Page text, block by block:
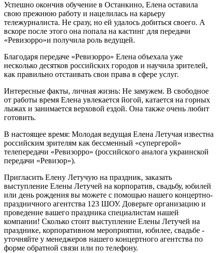
Успешно окончив обучение в Останкино, Елена оставила
свою прежнюю работу и нацелилась на карьеру
тележурналиста. Не сразу, но ей удалось добиться своего. А
вскоре после этого она попала на кастинг для передачи
«Ревизорро»и получила роль ведущей.
Благодаря передаче «Ревизорро» Елена объехала уже
несколько десятков российских городов и научила зрителей,
как правильно отстаивать свои права в сфере услуг.
Интересные факты, личная жизнь: Не замужем. В свободное
от работы время Елена увлекается йогой, катается на горных
лыжах и занимается верховой ездой. Она также очень любит
готовить.
В настоящее время: Молодая ведущая Елена Летучая известна
российским зрителям как бессменный «супергерой»
телепередачи «Ревизорро» (российского аналога украинской
передачи «Ревизор»).
Пригласить Елену Летучую на праздник, заказать
выступление Елены Летучей на корпоратив, свадьбу, юбилей
или день рождения вы можете с помощью нашего концертно-
праздничного агентства 123 ШОУ. Доверьте организацию и
проведение вашего праздника специалистам нашей
компании! Сколько стоит выступление Елены Летучей на
празднике, корпоративном мероприятии, юбилее, свадьбе -
уточняйте у менеджеров нашего концертного агентства по
форме обратной связи или по телефону.